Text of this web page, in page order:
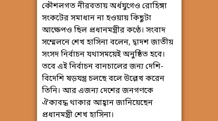
কৌশলগত নীরবতায় অর্ধযুগেও রোহিঙ্গা
সংকটের সমাধান না হওয়ায় কিছুটা
আক্ষেপও ছিল প্রধানমন্ত্রীর কণ্ঠে। সংবাদ
সম্মেলনে শেখ হাসিনা বলেন, দ্বাদশ জাতীয়
সংসদ নির্বাচন যথাসময়েই অনুষ্ঠিত হবে।
তবে এই নির্বাচন বানচালের জন্য দেশি-
বিদেশি ষড়যন্ত্র চলছে বলে উল্লেখ করেন
তিনি। আর এজন্য দেশের জনগণকে
ঐক্যবদ্ধ থাকার আহ্বান জানিয়েছেন
প্রধানমন্ত্রী শেখ হাসিনা।